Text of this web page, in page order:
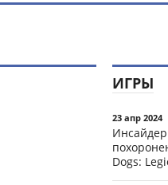
ИГРЫ
23 апр 2024
Dogs: